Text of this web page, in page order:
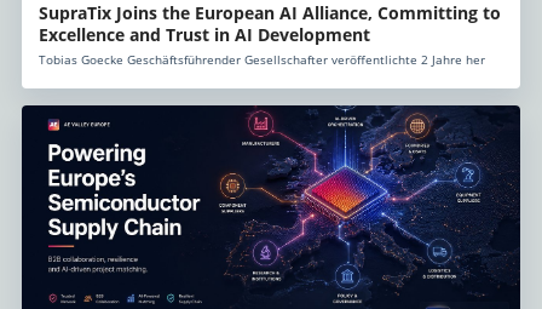
SupraTix Joins the European AI Alliance, Committing to
Excellence and Trust in AI Development
Tobias Goecke Geschäftsführender Gesellschafter veröffentlichte 2 Jahre her